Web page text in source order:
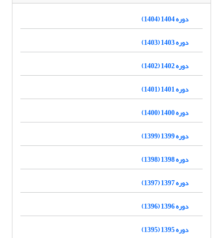
دوره 1404 (1404)
دوره 1403 (1403)
دوره 1402 (1402)
دوره 1401 (1401)
دوره 1400 (1400)
دوره 1399 (1399)
دوره 1398 (1398)
دوره 1397 (1397)
دوره 1396 (1396)
دوره 1395 (1395)